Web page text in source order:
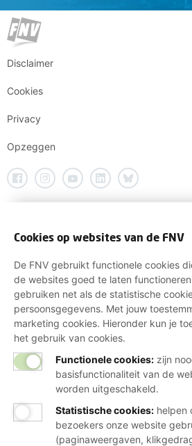
Disclaimer
Cookies
Privacy
Opzeggen
Cookies op websites van de FNV
De FNV gebruikt functionele cookies
de websites goed te laten
gebruiken net als de statistische
persoonsgegevens. Met jouw
marketing cookies. Hieronder kun je
het gebruik van cookies.
Functionele cookies: zijn
basisfunctionaliteit van de
worden uitgeschakeld.
Statistische cookies: helpen
bezoekers onze website
(paginaweergaven,